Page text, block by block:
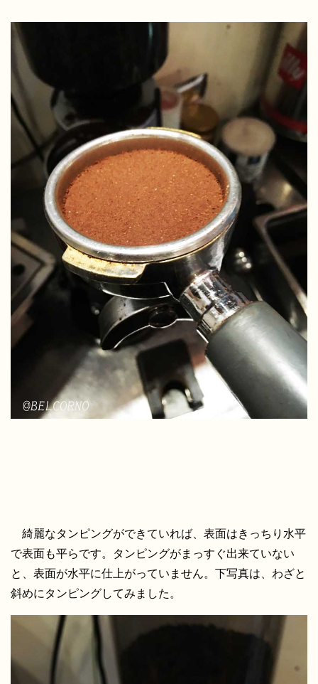
綺麗なタンピングができていれば、表面はきっちり水平
で表面も平らです。タンピングがまっすぐ出来ていない
と、表面が水平に仕上がっていません。下写真は、わざと
斜めにタンピングしてみました。